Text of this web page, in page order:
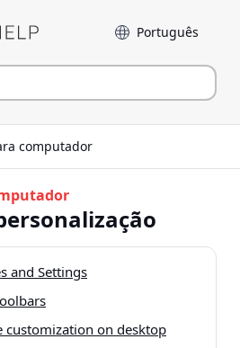
Idioma
computador
and Settings
customization on desktop